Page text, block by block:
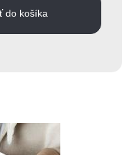
do košíka